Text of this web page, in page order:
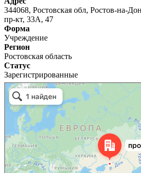
344068, Ростовская обл, Ростов-на-
пр-кт, 33А, 47
Форма
Учреждение
Регион
Ростовская область
Статус
Зарегистрированные